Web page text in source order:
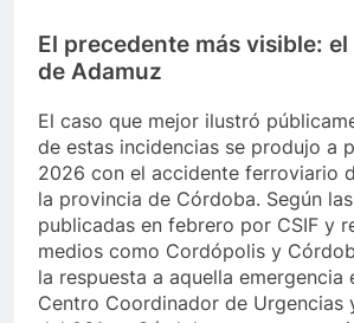
El precedente más visible:
de Adamuz
El caso que mejor ilustró
de estas incidencias se produjo a
2026 con el accidente ferroviario
la provincia de Córdoba. Según
publicadas en febrero por CSIF y
medios como Cordópolis y
la respuesta a aquella emergencia
Centro Coordinador de Urgencias